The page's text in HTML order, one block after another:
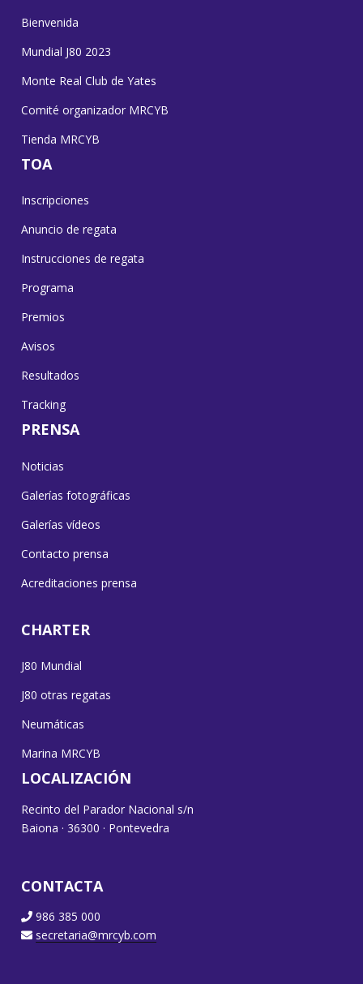
Bienvenida
Mundial J80 2023
Monte Real Club de Yates
Comité organizador MRCYB
Tienda MRCYB
TOA
Inscripciones
Anuncio de regata
Instrucciones de regata
Programa
Premios
Avisos
Resultados
Tracking
PRENSA
Noticias
Galerías fotográficas
Galerías vídeos
Contacto prensa
Acreditaciones prensa
CHARTER
J80 Mundial
J80 otras regatas
Neumáticas
Marina MRCYB
LOCALIZACIÓN
Recinto del Parador Nacional s/n
Baiona · 36300 · Pontevedra
CONTACTA
986 385 000
secretaria@mrcyb.com